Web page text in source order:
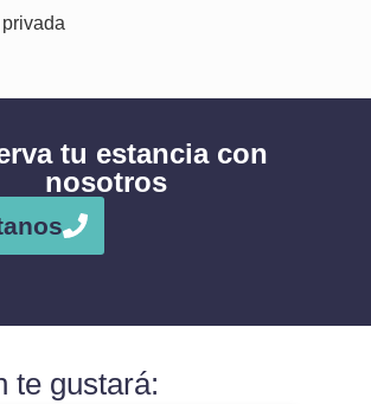
tu estancia con
nosotros
te gustará: